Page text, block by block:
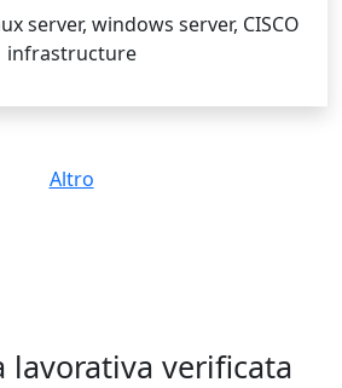
server, windows server, CISCO
infrastructure
Altro
lavorativa verificata